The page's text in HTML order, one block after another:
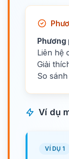
Phương
Liên hệ
Giải
So
Ví dụ
VÍ DỤ 1